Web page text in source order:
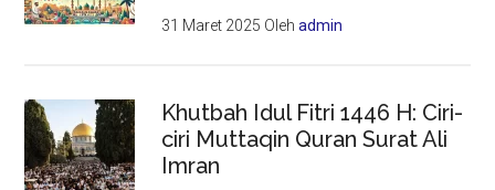
31 Maret 2025 Olehadmin
Khutbah Idul Fitri 1446 H: Ciri-
ciri Muttaqin Quran Surat Ali
Imran